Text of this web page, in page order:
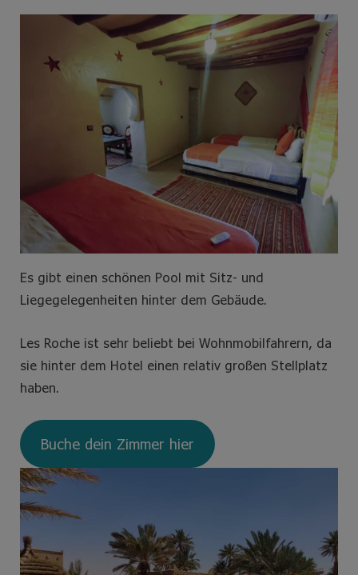
Es gibt einen schönen Pool mit Sitz- und
Liegegelegenheiten hinter dem Gebäude.
Les Roche ist sehr beliebt bei Wohnmobilfahrern, da
sie hinter dem Hotel einen relativ großen Stellplatz
haben.
Buche dein Zimmer hier